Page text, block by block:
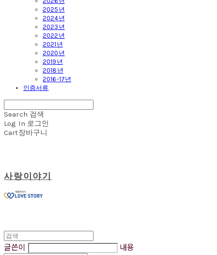
2025년
2024년
2023년
2022년
2021년
2020년
2019년
2018년
2016-17년
인증서류
Search 검색
Log In 로그인
Cart장바구니
사랑이야기
글쓴이 내용